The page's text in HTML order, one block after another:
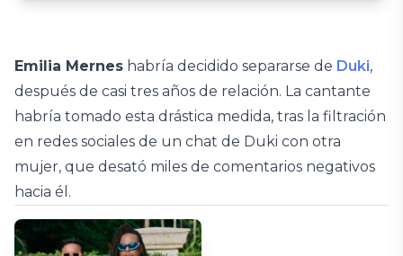
Emilia Mernes habría decidido separarse de Duki,
después de casi tres años de relación. La cantante
habría tomado esta drástica medida, tras la filtración
en redes sociales de un chat de Duki con otra
mujer, que desató miles de comentarios negativos
hacia él.